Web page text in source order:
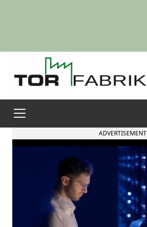
ADVERTISEMENT